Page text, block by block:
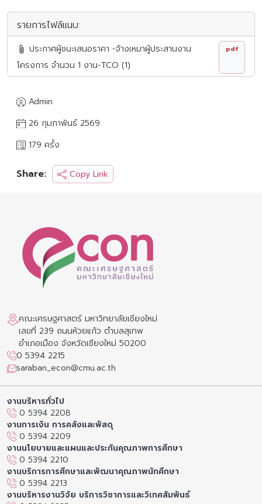
รายการไฟล์แนบ:
ประกาศผู้ชนะเสนอราคา -จ้างเหมาผู้ประสานงาน
โครงการ จำนวน 1 งาน-TCO (1)
pdf
Admin
26 กุมภาพันธ์ 2569
179 ครั้ง
Share: Copy Link
คณะเศรษฐศาสตร์ มหาวิทยาลัยเชียงใหม่
เลขที่ 239 ถนนห้วยแก้ว ตำบลสุเทพ
อำเภอเมือง จังหวัดเชียงใหม่ 50200
0 5394 2215
saraban_econ@cmu.ac.th
งานบริหารทั่วไป
0 5394 2208
งานการเงิน การคลังและพัสดุ
0 5394 2209
งานนโยบายและแผนและประกันคุณภาพการศึกษา
0 5394 2210
งานบริการการศึกษาและพัฒนาคุณภาพนักศึกษา
0 5394 2213
งานบริหารงานวิจัย บริการวิชาการและวิเทศสัมพันธ์